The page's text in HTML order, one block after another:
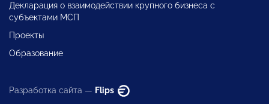
Декларация о взаимодействии крупного бизнеса с
субъектами МСП
Проекты
Образование
Разработка сайта — Flips